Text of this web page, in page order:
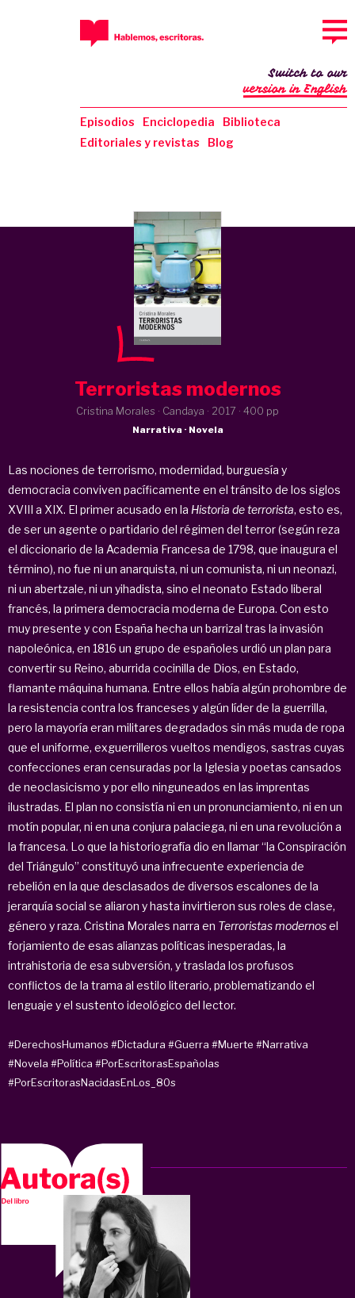
Episodios Enciclopedia
Biblioteca
Editoriales y revistas
Blog
Switch to our
version in English
Terroristas modernos
Cristina Morales · Candaya · 2017 · 400 pp
Narrativa · Novela
Las nociones de terrorismo, modernidad, burguesía y
democracia conviven pacíficamente en el tránsito de los siglos
XVIII a XIX. El primer acusado en la Historia de terrorista, esto es,
de ser un agente o partidario del régimen del terror (según reza
el diccionario de la Academia Francesa de 1798, que inaugura el
término), no fue ni un anarquista, ni un comunista, ni un neonazi,
ni un abertzale, ni un yihadista, sino el neonato Estado liberal
francés, la primera democracia moderna de Europa. Con esto
muy presente y con España hecha un barrizal tras la invasión
napoleónica, en 1816 un grupo de españoles urdió un plan para
convertir su Reino, aburrida cocinilla de Dios, en Estado,
flamante máquina humana. Entre ellos había algún prohombre de
la resistencia contra los franceses y algún líder de la guerrilla,
pero la mayoría eran militares degradados sin más muda de ropa
que el uniforme, exguerrilleros vueltos mendigos, sastras cuyas
confecciones eran censuradas por la Iglesia y poetas cansados
de neoclasicismo y por ello ninguneados en las imprentas
ilustradas. El plan no consistía ni en un pronunciamiento, ni en un
motín popular, ni en una conjura palaciega, ni en una revolución a
la francesa. Lo que la historiografía dio en llamar “la Conspiración
del Triángulo” constituyó una infrecuente experiencia de
rebelión en la que desclasados de diversos escalones de la
jerarquía social se aliaron y hasta invirtieron sus roles de clase,
género y raza. Cristina Morales narra en Terroristas modernosel
forjamiento de esas alianzas políticas inesperadas, la
intrahistoria de esa subversión, y traslada los profusos
conflictos de la trama al estilo literario, problematizando el
lenguaje y el sustento ideológico del lector.
#DerechosHumanos #Dictadura #Guerra #Muerte #Narrativa
#Novela #Política #PorEscritorasEspañolas
#PorEscritorasNacidasEnLos_80s